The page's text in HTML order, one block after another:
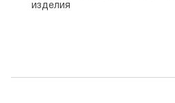
изделия